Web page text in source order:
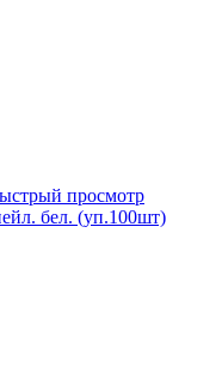
просмотр
бел. (уп.100шт)